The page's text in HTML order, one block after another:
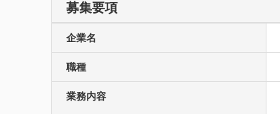
募集要項
企業名
職種
業務内容